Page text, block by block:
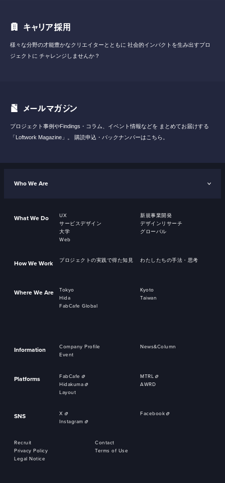
キャリア採用
様々な分野の才能豊かなクリエイターとともに 社会的インパクトを生み出すプロ
ジェクトに チャレンジしませんか？
メールマガジン
プロジェクト事例やFindings・コラム、イベント情報などを まとめてお届けする
「Loftwork Magazine」。
購読申込・バックナンバーはこちら。
Who We Are
What We Do UX
新規事業開発
サービスデザイン
デザインリサーチ
大学
グローバル
Web
How We Work プロジェクトの実践で得た知見 わたしたちの手法・思考
Where We Are Tokyo
Kyoto
Hida
Taiwan
FabCafe Global
Information Company Profile
News&Column
Event
Platforms FabCafe
MTRL
Hidakuma
AWRD
Layout
SNS X
Facebook
Instagram
Recruit
Contact
Privacy Policy
Terms of Use
Legal Notice